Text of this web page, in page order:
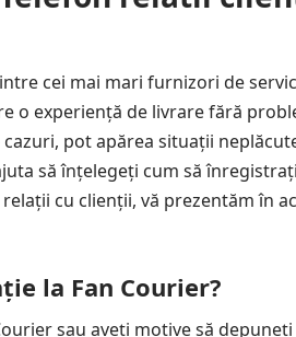
cei mai mari furnizori de
o experiență de livrare fără
pot apărea situații
să înțelegeți cum să
cu clienții, vă prezentăm în
la Fan Courier?
sau aveți motive să